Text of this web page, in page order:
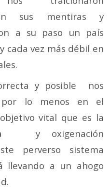
sus mentiras y
a su paso un país
cada vez más débil en
y posible nos
lo menos en el
vital que es la
y oxigenación
perverso sistema
llevando a un ahogo